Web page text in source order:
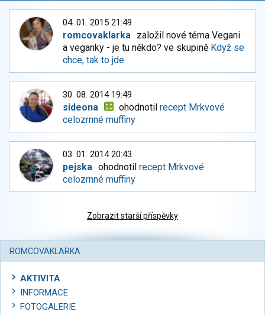
04. 01. 2015 21:49
romcovaklarka založil nové téma Vegani
a veganky - je tu někdo? ve skupině Když se
chce, tak to jde
30. 08. 2014 19:49
sideona ohodnotilrecept Mrkvové
celozrnné muffiny
03. 01. 2014 20:43
pejska ohodnotilrecept Mrkvové
celozrnné muffiny
Zobrazit starší příspěvky
ROMCOVAKLARKA
AKTIVITA
INFORMACE
FOTOGALERIE